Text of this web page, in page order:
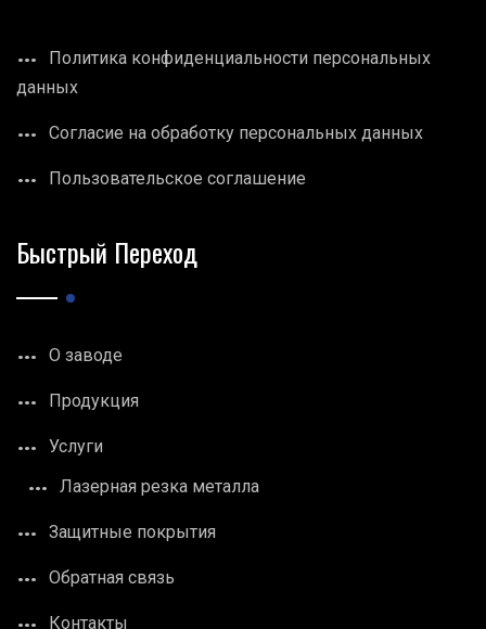
Политика конфиденциальности персональных
данных
Согласие на обработку персональных данных
Пользовательское соглашение
Быстрый Переход
О заводе
Продукция
Услуги
Лазерная резка металла
Защитные покрытия
Обратная связь
Контакты